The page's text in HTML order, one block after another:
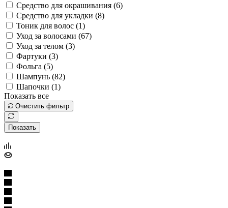
Средство для окрашивания (6)
Средство для укладки (8)
Тоник для волос (1)
Уход за волосами (67)
Уход за телом (3)
Фартуки (3)
Фольга (5)
Шампунь (82)
Шапочки (1)
Показать все
Очистить фильтр
Показать